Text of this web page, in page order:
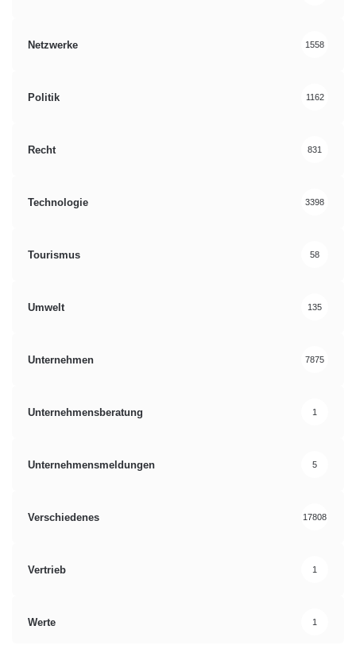
Netzwerke 1558
Politik 1162
Recht 831
Technologie 3398
Tourismus 58
Umwelt 135
Unternehmen 7875
Unternehmensberatung 1
Unternehmensmeldungen 5
Verschiedenes 17808
Vertrieb 1
Werte 1